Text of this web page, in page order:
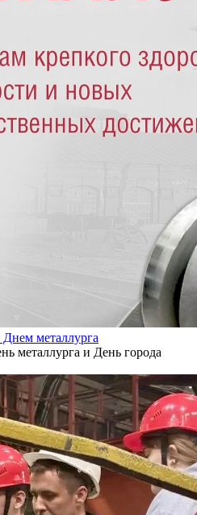
Днем металлурга
металлурга и День города